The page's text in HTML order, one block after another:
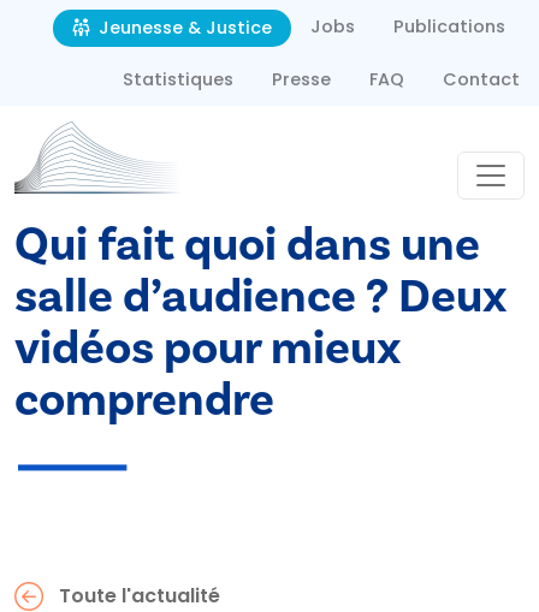
Aller au contenu principal
Second navigation
Jeunesse & Justice Jobs Publications
Statistiques Presse FAQ Contact
Qui fait quoi dans une
salle d’audience ? Deux
vidéos pour mieux
comprendre
Toute l'actualité